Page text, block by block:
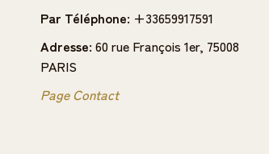
Par Téléphone: +33659917591
Adresse: 60 rue François 1er, 75008
PARIS
Page Contact